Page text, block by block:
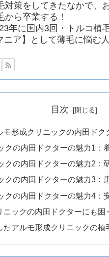
対策をしてきたなかで、
から卒業する！
年に国内3回・トルコ植
ニア】として薄毛に悩む
目次
形成クリニックの内田ドク
クの内田ドクターの魅力1：
クの内田ドクターの魅力2：
クの内田ドクターの魅力3：
クの内田ドクターの魅力4：
ックの内田ドクターにも困
たアルモ形成クリニックの植